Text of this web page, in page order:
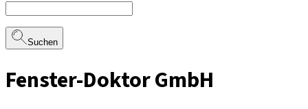
Suchen
Fenster-Doktor GmbH